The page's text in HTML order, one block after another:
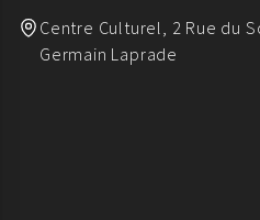
Centre Culturel, 2 Rue du
Germain Laprade